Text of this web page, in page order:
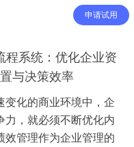
申请试用
程系统：优化企业资
与决策效率
变化的商业环境中，企
力，就必须不断优化内
效管理作为企业管理的